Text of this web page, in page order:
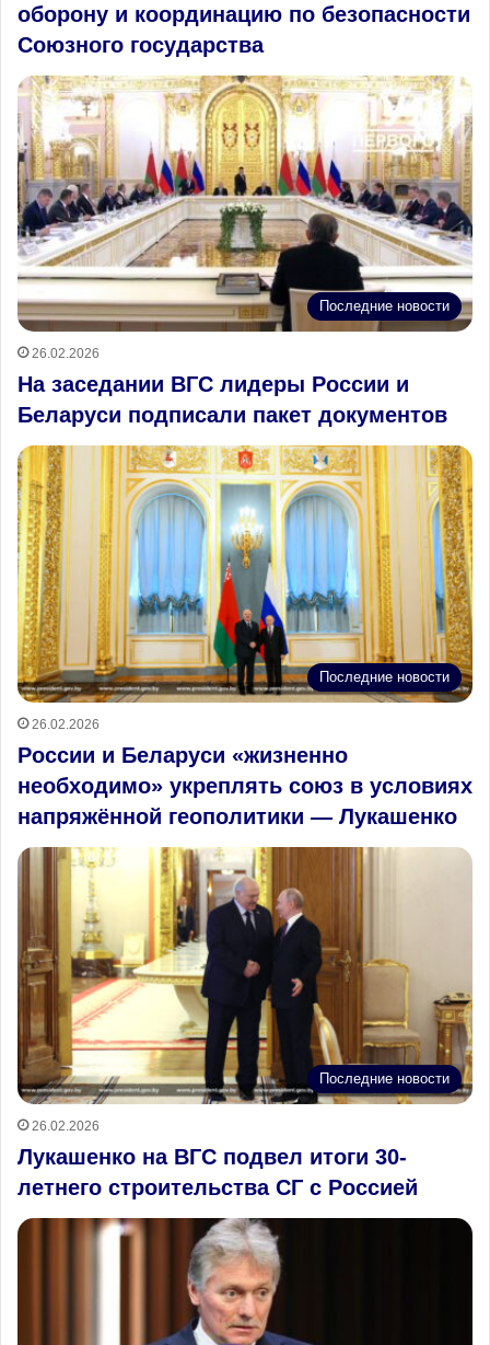
оборону и координацию по безопасности
Союзного государства
Последние новости
26.02.2026
На заседании ВГС лидеры России и
Беларуси подписали пакет документов
Последние новости
26.02.2026
России и Беларуси «жизненно
необходимо» укреплять союз в условиях
напряжённой геополитики — Лукашенко
Последние новости
26.02.2026
Лукашенко на ВГС подвел итоги 30-
летнего строительства СГ с Россией